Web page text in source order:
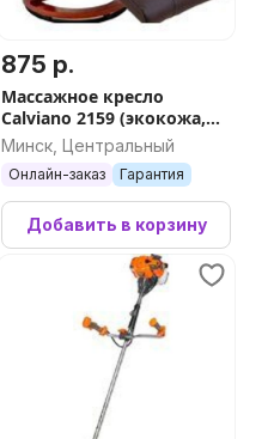
875 р.
Массажное кресло
Calviano 2159 (экокожа,
коричневый)
Минск, Центральный
Онлайн-заказ Гарантия
Добавить в корзину